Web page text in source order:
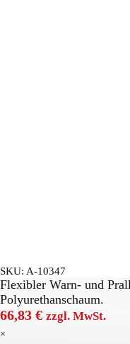
SKU: A-10347
Flexibler Warn- und
Polyurethanschaum.
66,83 € zzgl. MwSt.
×